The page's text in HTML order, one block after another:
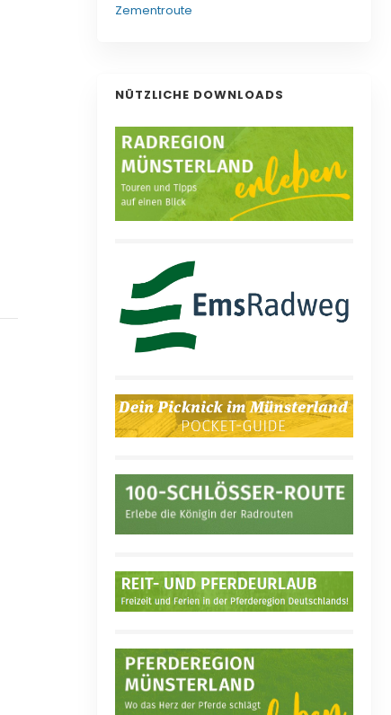
Zementroute
NÜTZLICHE DOWNLOADS